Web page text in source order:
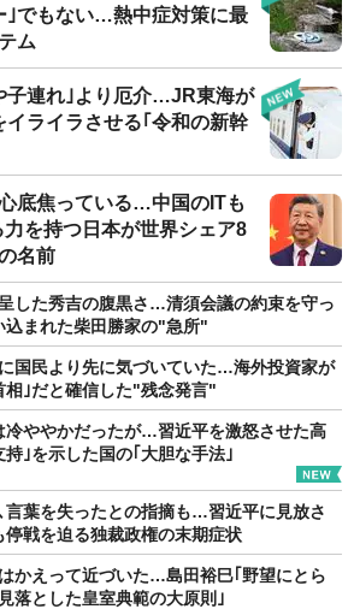
｣でもない…熱中症対策に最
ム
子連れ｣より厄介…JR東海が
イライラさせる｢令和の新幹
底焦っている…中国のITも
力を持つ日本が世界シェア8
名前
呈した秀吉の腹黒さ…清須会議の約束を守っ
込まれた柴田勝家の"急所"
に国民より先に気づいていた…海外投資家が
相｣だと確信した"残念発言"
冷ややかだったが…習近平を激怒させた高
｣を示した国の｢大胆な手法｣
言葉を失ったとの指摘も…習近平に見放さ
停戦を迫る独裁政権の末期症状
かえって近づいた…島田裕巳｢野望にとら
落とした皇室典範の大原則｣